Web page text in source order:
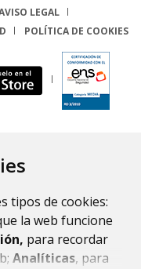
tipos de cookies:
la web funcione
para recordar
Analíticas, para
LEGAL
POLÍTICA DE COOKIES